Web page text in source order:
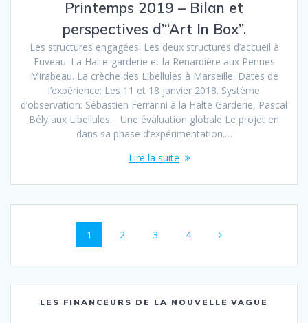
Printemps 2019 – Bilan et
perspectives d’“Art In Box”.
Les structures engagées: Les deux structures d’accueil à
Fuveau. La Halte-garderie et la Renardière aux Pennes
Mirabeau. La crèche des Libellules à Marseille. Dates de
l’expérience: Les 11 et 18 janvier 2018. Système
d’observation: Sébastien Ferrarini à la Halte Garderie, Pascal
Bély aux Libellules. Une évaluation globale Le projet en
dans sa phase d’expérimentation.…
Lire la suite
Navigation
sein
des
Page
1 Page
2 Page
3 Page
4
LES FINANCEURS DE LA NOUVELLE VAGUE